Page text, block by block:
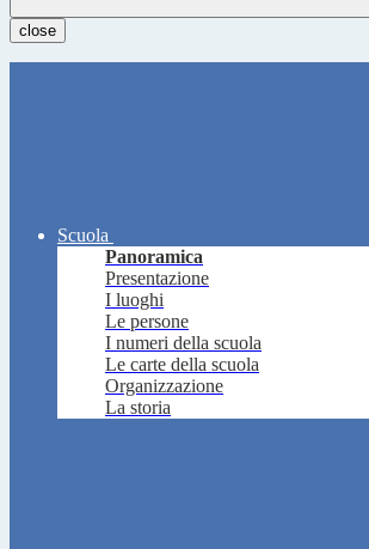
close
Scuola
Panoramica
Presentazione
I luoghi
Le persone
I numeri della scuola
Le carte della scuola
Organizzazione
La storia